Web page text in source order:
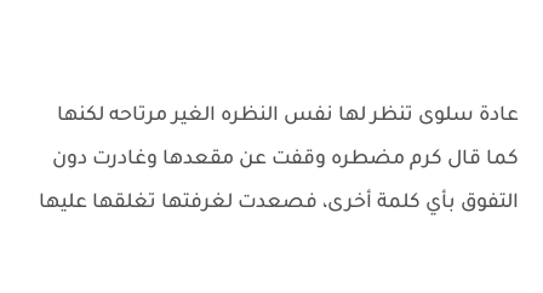
عادة سلوى تنظر لها نفس النظره الغير مرتاحه لكنها
كما قال كرم مضطره وقفت عن مقعدها وغادرت دون
التفوق بأي كلمة أخرى، فصعدت لغرفتها تغلقها عليها